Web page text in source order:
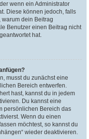
wenn ein Administrator
Diese können jedoch, falls
dein Beitrag
Benutzer einen Beitrag nicht
hat.
musst du zunächst eine
Bereich entwerfen.
hast, kannst du in jedem
Du kannst eine
persönlichen Bereich das
Wenn du einen
möchtest, so kannst du
wieder deaktivieren.